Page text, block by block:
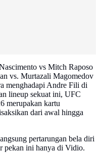
vs Mitch Raposo
vs. Murtazali Magomedov
menghadapi Andre Fili di
lineup sekuat ini, UFC
merupakan kartu
dari awal hingga
pertarungan bela diri
pekan ini hanya di Vidio.